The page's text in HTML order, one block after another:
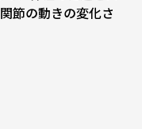
節の動きの変化さ